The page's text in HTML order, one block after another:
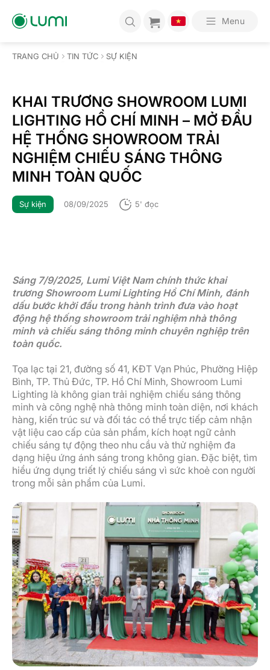
qua
Menu
TRANG CHỦ TIN TỨC SỰ KIỆN
KHAI TRƯƠNG SHOWROOM LUMI
LIGHTING HỒ CHÍ MINH – MỞ ĐẦU
HỆ THỐNG SHOWROOM TRẢI
NGHIỆM CHIẾU SÁNG THÔNG
MINH TOÀN QUỐC
Sự kiện 08/09/2025 5' đọc
Sáng 7/9/2025, Lumi Việt Nam chính thức khai
trương Showroom Lumi Lighting Hồ Chí Minh, đánh
dấu bước khởi đầu trong hành trình đưa vào hoạt
động hệ thống showroom trải nghiệm nhà thông
minh và chiếu sáng thông minh chuyên nghiệp trên
toàn quốc.
Tọa lạc tại 21, đường số 41, KĐT Vạn Phúc, Phường Hiệp
Bình, TP. Thủ Đức, TP. Hồ Chí Minh, Showroom Lumi
Lighting là không gian trải nghiệm chiếu sáng thông
minh và công nghệ nhà thông minh toàn diện, nơi khách
hàng, kiến trúc sư và đối tác có thể trực tiếp cảm nhận
vật liệu cao cấp của sản phẩm, kích hoạt ngữ cảnh
chiếu sáng tự động theo nhu cầu và thử nghiệm đa
dạng hiệu ứng ánh sáng trong không gian. Đặc biệt, tìm
hiểu ứng dụng triết lý chiếu sáng vì sức khoẻ con người
trong mỗi sản phẩm của Lumi.